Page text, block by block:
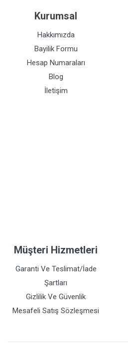
Kurumsal
Hakkımızda
Bayilik Formu
Hesap Numaraları
Blog
İletişim
Müşteri Hizmetleri
Garanti Ve Teslimat/İade
Şartları
Gizlilik Ve Güvenlik
Mesafeli Satış Sözleşmesi